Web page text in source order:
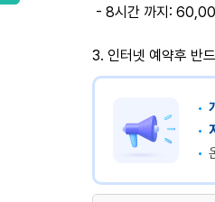
- 8시간 까지:
3. 인터넷 예약후 반